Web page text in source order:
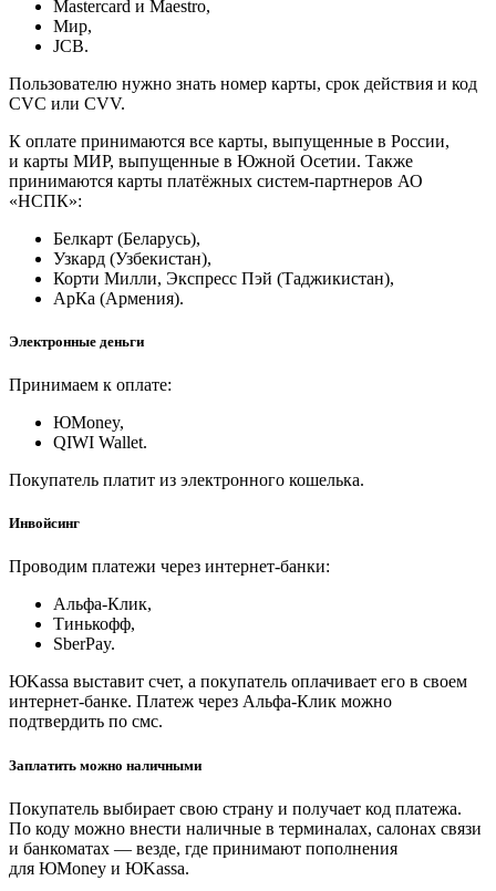
Masterсard и Maestro,
Мир,
JCB.
Пользователю нужно знать номер карты, срок действия и код
CVC или CVV.
К оплате принимаются все карты, выпущенные в России,
и карты МИР, выпущенные в Южной Осетии. Также
принимаются карты платёжных систем-партнеров АО
«НСПК»:
Белкарт (Беларусь),
Узкард (Узбекистан),
Корти Милли, Экспресс Пэй (Таджикистан),
АрКа (Армения).
Электронные деньги
Принимаем к оплате:
ЮMoney,
QIWI Wallet.
Покупатель платит из электронного кошелька.
Инвойсинг
Проводим платежи через интернет-банки:
Альфа-Клик,
Тинькофф,
SberPay.
ЮKassa выставит счет, а покупатель оплачивает его в своем
интернет-банке. Платеж через Альфа-Клик можно
подтвердить по смс.
Заплатить можно наличными
Покупатель выбирает свою страну и получает код платежа.
По коду можно внести наличные в терминалах, салонах связи
и банкоматах — везде, где принимают пополнения
для ЮMoney и ЮKassa.